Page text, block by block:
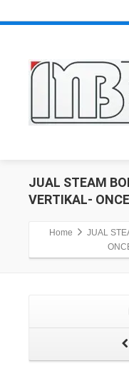
JUAL STEAM
VERTIKAL-
Home
JUAL